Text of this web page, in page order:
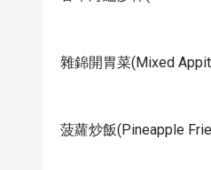
雜錦開胃菜(Mixed
菠蘿炒飯(Pineapple